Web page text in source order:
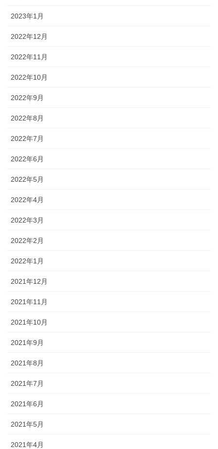
2023年1月
2022年12月
2022年11月
2022年10月
2022年9月
2022年8月
2022年7月
2022年6月
2022年5月
2022年4月
2022年3月
2022年2月
2022年1月
2021年12月
2021年11月
2021年10月
2021年9月
2021年8月
2021年7月
2021年6月
2021年5月
2021年4月